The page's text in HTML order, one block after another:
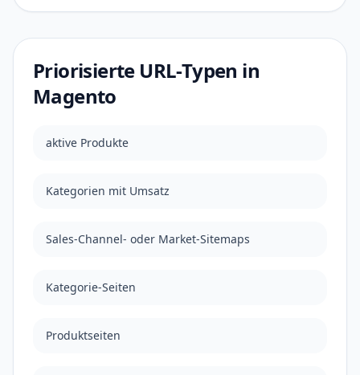
Priorisierte URL-Typen in
Magento
aktive Produkte
Kategorien mit Umsatz
Sales-Channel- oder Market-Sitemaps
Kategorie-Seiten
Produktseiten